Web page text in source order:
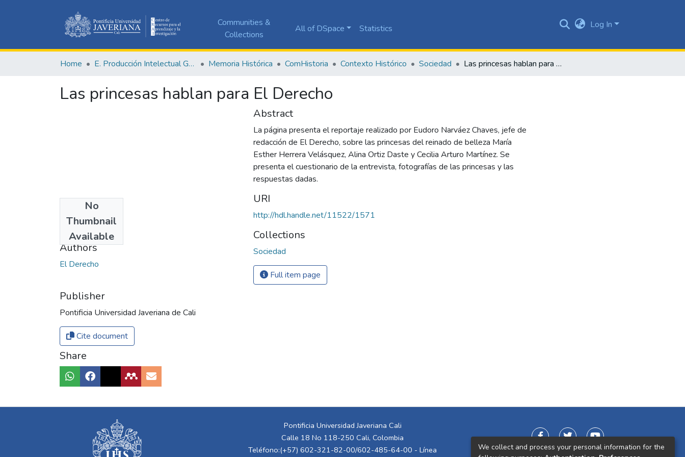
Communities &
Collections
All of DSpace Statistics Log In
Home E. Producción Intelectual General Memoria Histórica ComHistoria Contexto Histórico Sociedad Las princesas hablan para El Derecho
Las princesas hablan para El Derecho
No
Thumbnail
Available
1956
Authors
El Derecho
Publisher
Pontificia Universidad Javeriana de Cali
Cite document
Share
Abstract
La página presenta el reportaje realizado por Eudoro Narváez Chaves, jefe de
redacción de El Derecho, sobre las princesas del reinado de belleza María
Esther Herrera Velásquez, Alina Ortiz Daste y Cecilia Arturo Martínez. Se
presenta el cuestionario de la entrevista, fotografías de las princesas y las
respuestas dadas.
URI
http://hdl.handle.net/11522/1571
Collections
Sociedad
Full item page
Pontificia Universidad Javeriana Cali
Calle 18 No 118-250 Cali, Colombia
Teléfono:(+57) 602-321-82-00/602-485-64-00 - Línea
We collect and process your personal information for the